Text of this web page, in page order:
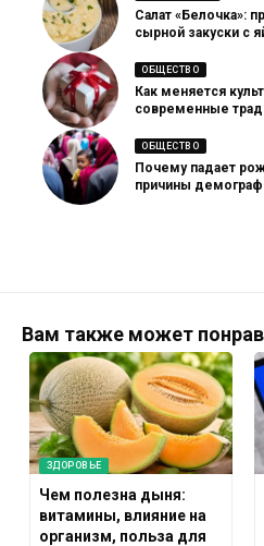
Салат «Белочка»:
сырной закуски с
ОБЩЕСТВО
Как меняется
современные
ОБЩЕСТВО
Почему падает
причины
Вам также может
ЗДОРОВЬЕ
Чем полезна дыня:
витамины, влияние на
организм, польза для